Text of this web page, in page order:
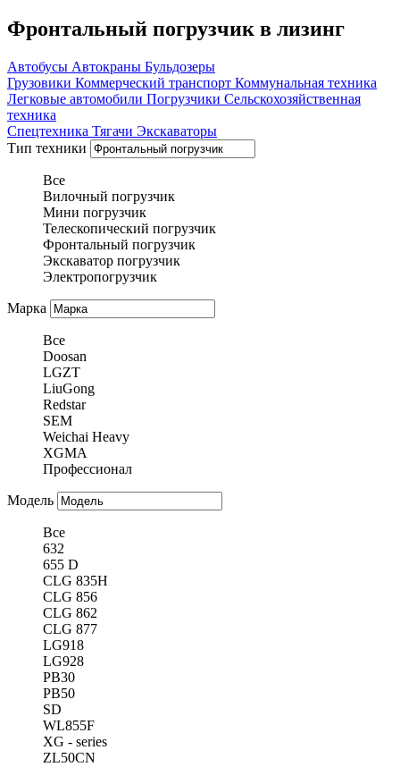
Фронтальный погрузчик в лизинг
Автобусы Автокраны Бульдозеры
Грузовики Коммерческий транспорт Коммунальная техника
Легковые автомобили Погрузчики Сельскохозяйственная
техника
Спецтехника Тягачи Экскаваторы
Тип техники
Все
Вилочный погрузчик
Мини погрузчик
Телескопический погрузчик
Фронтальный погрузчик
Экскаватор погрузчик
Электропогрузчик
Марка
Все
Doosan
LGZT
LiuGong
Redstar
SEM
Weichai Heavy
XGMA
Профессионал
Модель
Все
632
655 D
CLG 835H
CLG 856
CLG 862
CLG 877
LG918
LG928
PB30
PB50
SD
WL855F
XG - series
ZL50CN